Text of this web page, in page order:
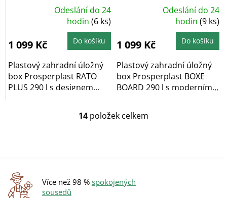
4,9
z
5
Odeslání do 24
hodin(6 ks)
1 099 Kč Do košíku
Plastový zahradní úložný
box Prosperplast RATO
PLUS 290 l s designem
4,9
z
5
Odeslání do 24
hodin(9 ks)
1 099 Kč Do košíku
Plastový zahradní úložný
box Prosperplast BOXE
BOARD 290 l s moderním
O
c
í
14 položek celkem
Více než 98 % spokojených
sousedů